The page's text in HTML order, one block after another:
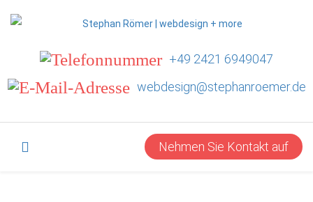
+49 2421 6949047
webdesign@stephanroemer.de
Nehmen Sie Kontakt auf